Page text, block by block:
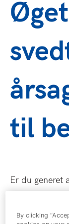
Øget
til
Er du generet
By clicking